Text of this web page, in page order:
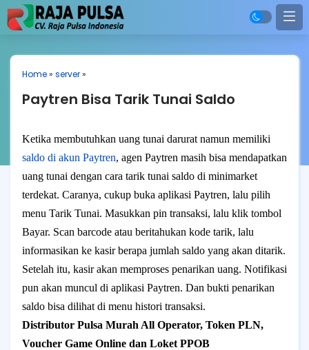
Home» server»
Paytren Bisa Tarik Tunai Saldo
Ketika membutuhkan uang tunai darurat namun memiliki
saldo di akun Paytren, agen Paytren masih bisa mendapatkan
uang tunai dengan cara tarik tunai saldo di minimarket
terdekat. Caranya, cukup buka aplikasi Paytren, lalu pilih
menu Tarik Tunai. Masukkan pin transaksi, lalu klik tombol
Bayar. Scan barcode atau beritahukan kode tarik, lalu
informasikan ke kasir berapa jumlah saldo yang akan ditarik.
Setelah itu, kasir akan memproses penarikan uang. Notifikasi
pun akan muncul di aplikasi Paytren. Dan bukti penarikan
saldo bisa dilihat di menu histori transaksi.
Distributor Pulsa Murah All Operator, Token PLN,
Voucher Game Online dan Loket PPOB